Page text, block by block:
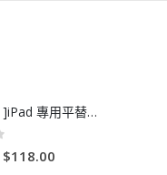
[H608051]iPad 專用平替版Apple Pencel
$118.00